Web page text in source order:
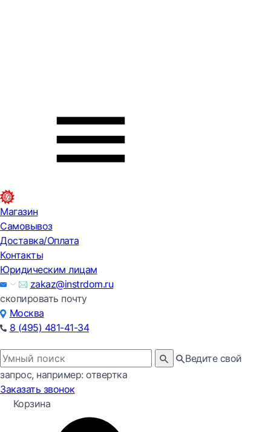
Магазин
Самовывоз
Доставка/Оплата
Контакты
Юридическим лицам
zakaz@instrdom.ru
скопировать почту
Москва
8 (495) 481-41-34
Ведите свой
запрос, например: отвертка
Заказать звонок
Корзина